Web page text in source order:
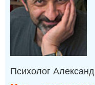
Психолог